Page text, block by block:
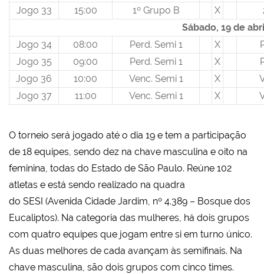
Jogo 33
15:00 1º Grupo B X
Sábado, 19 de
Jogo 34
08:00 Perd. Semi 1 X
Jogo 35
09:00 Perd. Semi 1 X
Jogo 36
10:00 Venc. Semi 1 X
Jogo 37
11:00 Venc. Semi 1 X
O torneio será jogado até o dia 19 e tem a participação
de 18 equipes, sendo dez na chave masculina e oito na
feminina, todas do Estado de São Paulo. Reúne 102
atletas e está sendo realizado na quadra
do SESI (Avenida Cidade Jardim, nº 4.389 – Bosque dos
Eucaliptos). Na categoria das mulheres, há dois grupos
com quatro equipes que jogam entre si em turno único.
As duas melhores de cada avançam às semifinais. Na
chave masculina, são dois grupos com cinco times.